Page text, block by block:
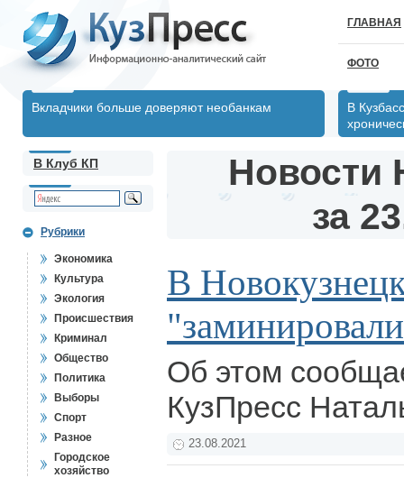
ГЛАВНАЯ
ФОТО
Вкладчики больше доверяют необанкам
В
В Клуб КП
Рубрики
Экономика
Культура
Экология
Происшествия
Криминал
Общество
Политика
Выборы
Спорт
Разное
Городское
хозяйство
Новости
за
В
Об этом
КузПресс
23.08.2021